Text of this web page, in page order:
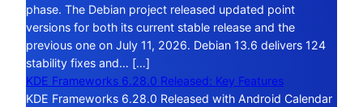
phase. The Debian project released updated point
versions for both its current stable release and the
previous one on July 11, 2026. Debian 13.6 delivers 124
stability fixes and… […]
KDE Frameworks 6.28.0 Released: Key Features
KDE Frameworks 6.28.0 Released with Android Calendar